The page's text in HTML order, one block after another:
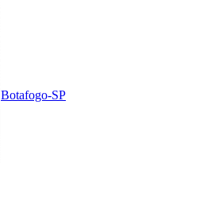
Botafogo-SP